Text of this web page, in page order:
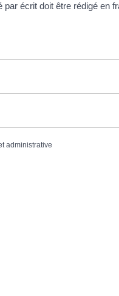
par écrit doit être rédigé en
administrative